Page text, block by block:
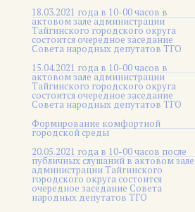
18.03.2021 года в 10-00 часов в
актовом зале администрации
Тайгинского городского округа
состоится очередное заседание
Совета народных депутатов ТГО
15.04.2021 года в 10-00 часов в
актовом зале администрации
Тайгинского городского округа
состоится очередное заседание
Совета народных депутатов ТГО
Формирование комфортной
городской среды
20.05.2021 года в 10-00 часов после
публичных слушаний в актовом зале
администрации Тайгинского
городского округа состоится
очередное заседание Совета
народных депутатов ТГО